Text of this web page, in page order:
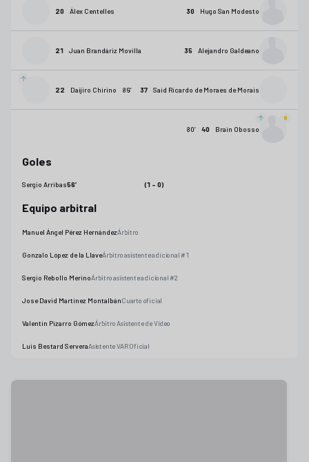
20 Álex Centelles 30 Hugo San Modesto
21 Juan Brandáriz Movilla 35 Alejandro Galdeano
22 Daijiro Chirino 86’ 37 Said Ricardo de Moraes de Morais
40 Brain Obosso
80’
Goles
Sergio Arribas56’ (1 - 0)
Equipo arbitral
Manuel Ángel Pérez HernándezÁrbitro
Gonzalo López de la LlaveÁrbitro asistente adicional #1
Sergio Rebollo MerinoÁrbitro asistente adicional #2
Jose David Martínez MontalbánCuarto oficial
Valentín Pizarro GómezÁrbitro Asistente de Vídeo
Luis Bestard ServeraAsistente VAR Oficial